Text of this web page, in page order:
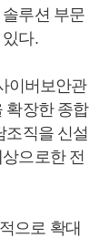
루션 부문
다.
이버보안관
확장한 종합
조직을 신설
으로한 전
으로 확대